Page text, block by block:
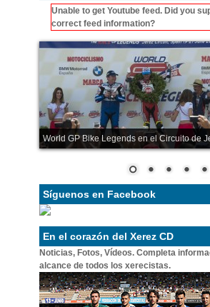
Unable to get Youtube feed. Did you
correct feed information?
World GP Bike Legends en el Circuito de
Síguenos en Facebook
En el corazón del Xerez CD
Noticias, Fotos, Vídeos. Completa
alcance de todos los xerecistas.